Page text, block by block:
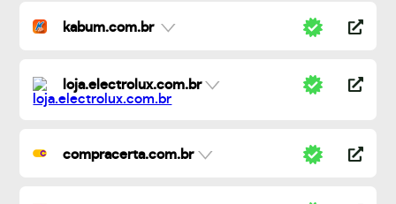
kabum.com.br
loja.electrolux.com.br
compracerta.com.br